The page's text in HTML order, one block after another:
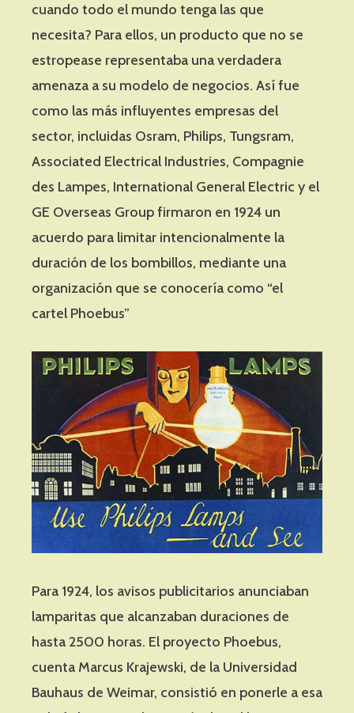
cuando todo el mundo tenga las que
necesita? Para ellos, un producto que no se
estropease representaba una verdadera
amenaza a su modelo de negocios. Así fue
como las más influyentes empresas del
sector, incluidas Osram, Philips, Tungsram,
Associated Electrical Industries, Compagnie
des Lampes, International General Electric y el
GE Overseas Group firmaron en 1924 un
acuerdo para limitar intencionalmente la
duración de los bombillos, mediante una
organización que se conocería como “el
cartel Phoebus”
Para 1924, los avisos publicitarios anunciaban
lamparitas que alcanzaban duraciones de
hasta 2500 horas. El proyecto Phoebus,
cuenta Marcus Krajewski, de la Universidad
Bauhaus de Weimar, consistió en ponerle a esa